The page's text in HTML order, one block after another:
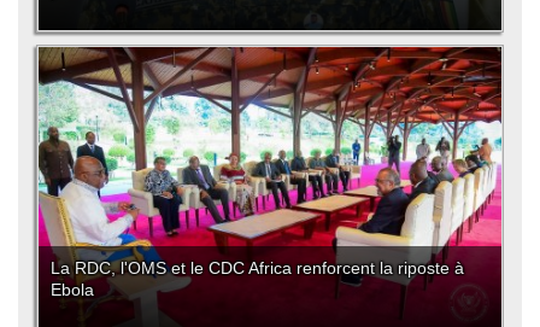
La RDC, l'OMS et le CDC Africa renforcent la riposte à
Ebola